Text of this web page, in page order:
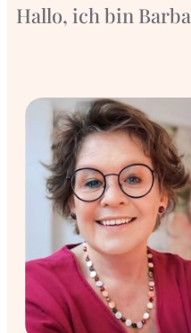
Hallo, ich bin